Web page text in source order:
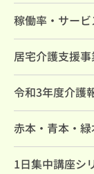
すべて
稼働率・サー
すべて
居宅介護支援
すべて
令和3年度介護
すべて
赤本・青本・
すべて
1日集中講座シ